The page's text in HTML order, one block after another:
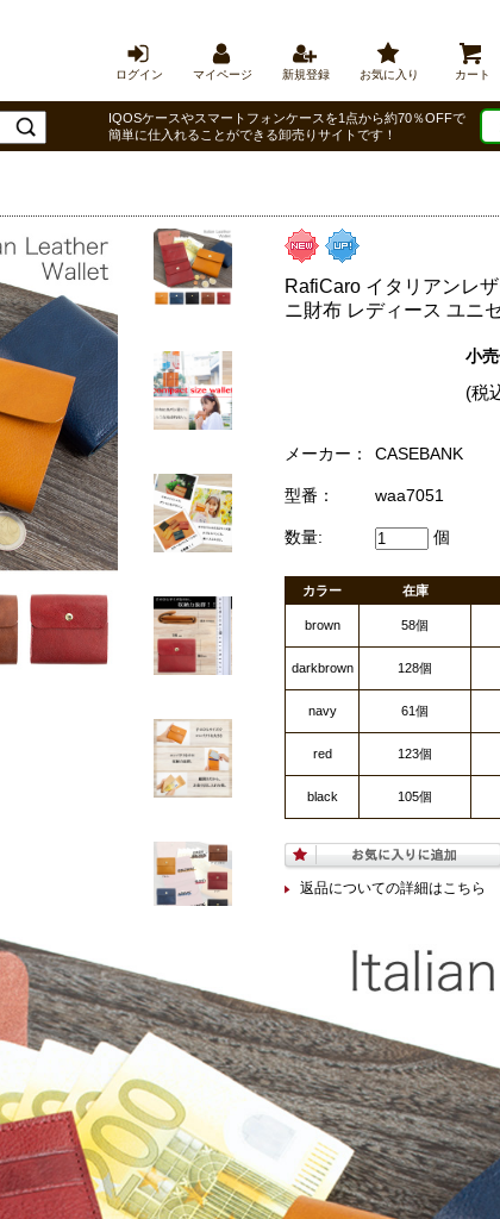
ログイン マイページ 新規登録 お気に入り カート
IQOSケースやスマートフォンケースを1点から約70％OFFで
簡単に仕入れることができる卸売りサイトです！
RafiCaro イタリアンレ
ニ財布 レディース ユニ
(税
メーカー： CASEBANK
型番： waa7051
数量: 個
カラー 在庫
brown 58個
darkbrown 128個
navy 61個
red 123個
black 105個
返品についての詳細はこちら